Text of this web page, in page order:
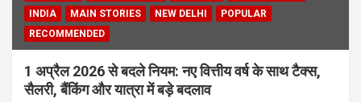
INDIA
MAIN STORIES NEW DELHI
POPULAR
RECOMMENDED
1 अप्रैल 2026 से बदले नियम: नए वित्तीय वर्ष के साथ टैक्स,
सैलरी, बैंकिंग और यात्रा में बड़े बदलाव